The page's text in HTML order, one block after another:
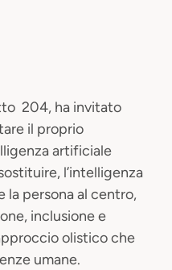
204, ha invitato
il proprio
artificiale
l’intelligenza
la persona al centro,
inclusione e
olistico che
umane.